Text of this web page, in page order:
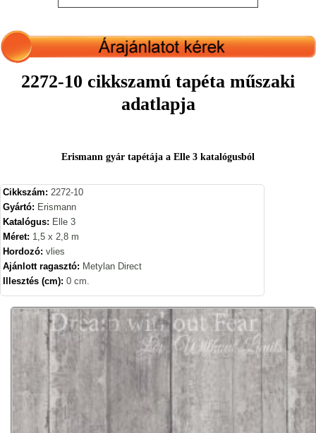
2272-10 cikkszamú tapéta műszaki
adatlapja
Erismann gyár tapétája a Elle 3 katalógusból
Cikkszám: 2272-10
Gyártó: Erismann
Katalógus: Elle 3
Méret: 1,5 x 2,8 m
Hordozó: vlies
Ajánlott ragasztó: Metylan Direct
Illesztés (cm): 0 cm.